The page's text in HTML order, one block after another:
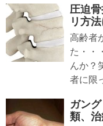
圧迫
リ方
高齢者
た・・
んか？
者に限
ガン
類、治